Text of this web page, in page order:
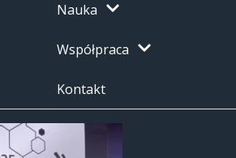
Nauka
Współpraca
Kontakt